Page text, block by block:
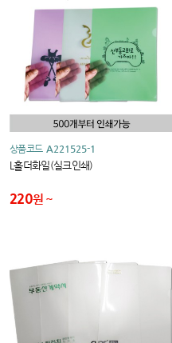
상품코드 A221525-1
L홀더화일(실크인쇄)
220원